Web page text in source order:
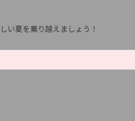
い夏を乗り越えましょう！